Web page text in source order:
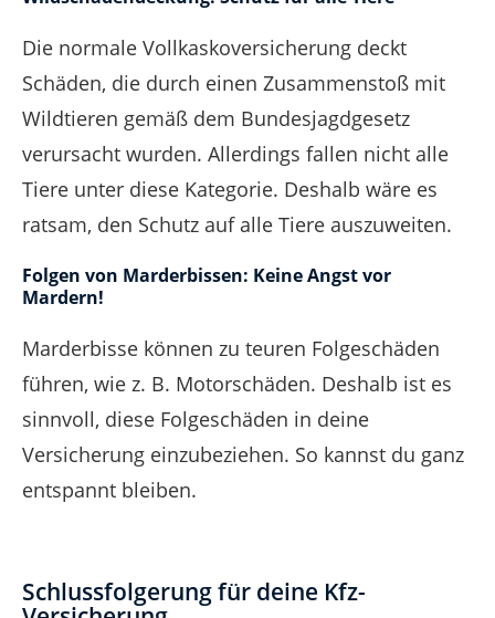
Die normale Vollkaskoversicherung deckt
Schäden, die durch einen Zusammenstoß mit
Wildtieren gemäß dem Bundesjagdgesetz
verursacht wurden. Allerdings fallen nicht alle
Tiere unter diese Kategorie. Deshalb wäre es
ratsam, den Schutz auf alle Tiere auszuweiten.
Folgen von Marderbissen: Keine Angst vor
Mardern!
Marderbisse können zu teuren Folgeschäden
führen, wie z. B. Motorschäden. Deshalb ist es
sinnvoll, diese Folgeschäden in deine
Versicherung einzubeziehen. So kannst du ganz
entspannt bleiben.
Schlussfolgerung für deine Kfz-